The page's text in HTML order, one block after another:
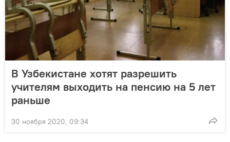
В Узбекистане хотят разрешить
учителям выходить на пенсию на 5 лет
раньше
30 ноября 2020, 09:34